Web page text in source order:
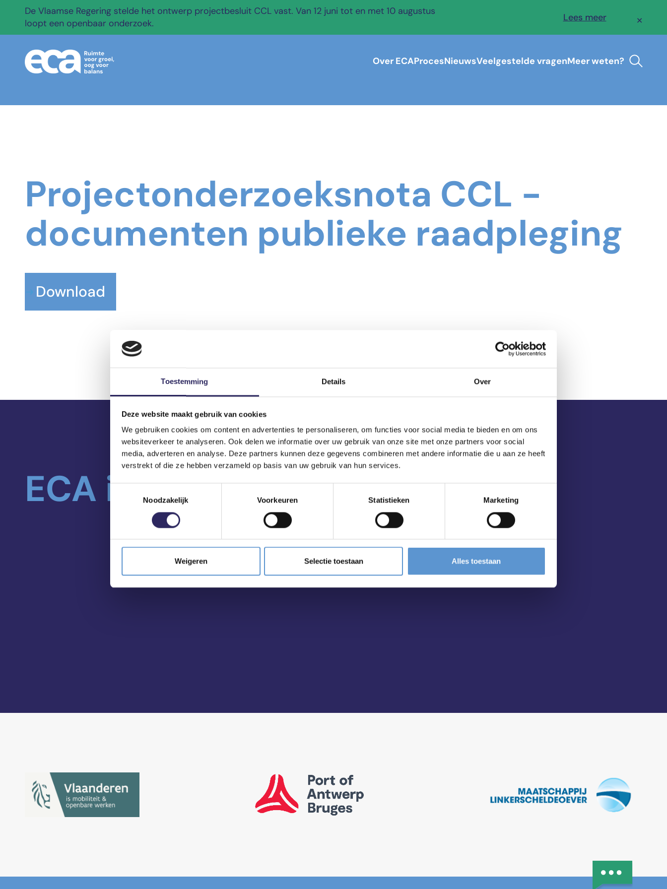
Toestemming Details Over
Deze website maakt gebruik van cookies
We gebruiken cookies om content en advertenties te personaliseren, om functies voor social media te bieden en om ons
websiteverkeer te analyseren. Ook delen we informatie over uw gebruik van onze site met onze partners voor social
media, adverteren en analyse. Deze partners kunnen deze gegevens combineren met andere informatie die u aan ze heeft
verstrekt of die ze hebben verzameld op basis van uw gebruik van hun services.
Noodzakelijk
Voorkeuren Statistieken Marketing
Weigeren Selectie toestaan Alles toestaan
De Vlaamse Regering stelde het ontwerp projectbesluit CCL vast. Van 12 juni tot en met 10 augustus
loopt een openbaar onderzoek.
Lees meer ✕
Over ECAProcesNieuwsVeelgestelde vragenMeer weten?
Projectonderzoeksnota CCL -
documenten publieke raadpleging
Download
ECA in je mailbox?